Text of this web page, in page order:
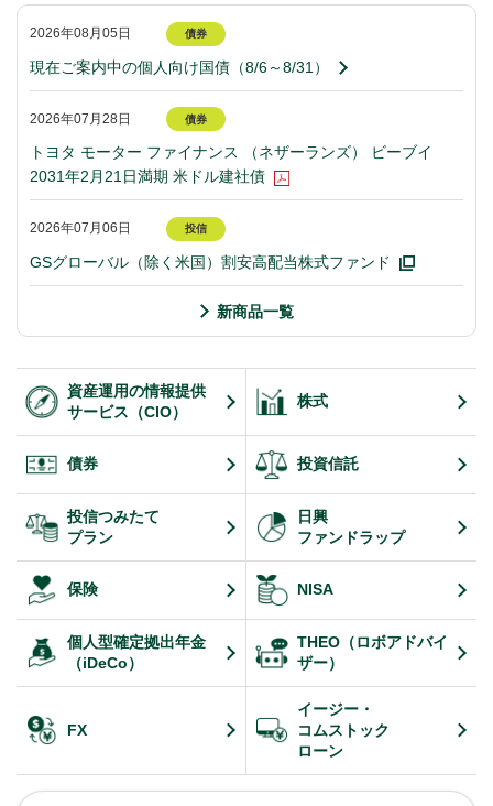
2026年08月05日 債券
現在ご案内中の個人向け国債（8/6～8/31）
2026年07月28日 債券
トヨタ モーター ファイナンス （ネザーランズ） ビーブイ
2031年2月21日満期 米ドル建社債
2026年07月06日 投信
GSグローバル（除く米国）割安高配当株式ファンド
新商品一覧
資産運用の情報提供
サービス（CIO）
株式
債券 投資信託
投信つみたて
プラン
日興
ファンドラップ
保険 NISA
個人型確定拠出年金
（iDeCo）
THEO（ロボアドバイ
ザー）
FX
イージー・
コムストック
ローン